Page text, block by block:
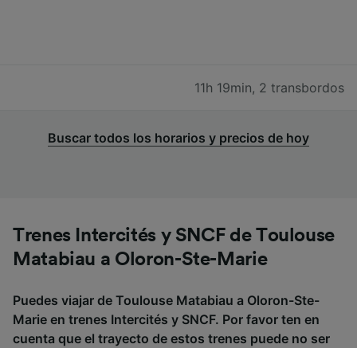
11h 19min, 2 transbordos
Buscar todos los horarios y precios de hoy
Trenes Intercités y SNCF de Toulouse
Matabiau a Oloron-Ste-Marie
Puedes viajar de Toulouse Matabiau a Oloron-Ste-
Marie en trenes Intercités y SNCF. Por favor ten en
cuenta que el trayecto de estos trenes puede no ser